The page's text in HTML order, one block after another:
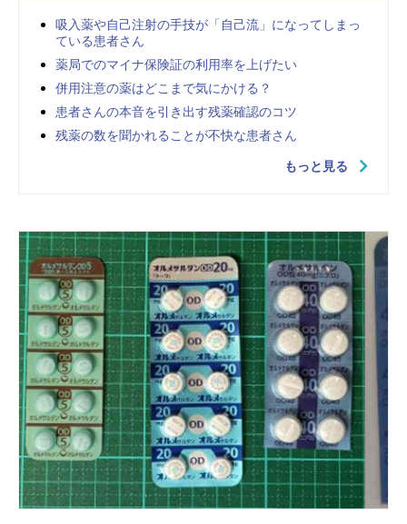
吸入薬や自己注射の手技が「自己流」になってしまっ
ている患者さん
薬局でのマイナ保険証の利用率を上げたい
併用注意の薬はどこまで気にかける？
患者さんの本音を引き出す残薬確認のコツ
残薬の数を聞かれることが不快な患者さん
もっと見る